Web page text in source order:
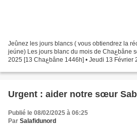
Jeûnez les jours blancs ( vous obtiendrez la
jeúne) Les jours blanc du mois de Chaعbâne sont : • Mercredi 12 Février
2025 [13 Chaعbâne 1446h] • Jeudi 13 Février 2025 [14 Chaعbâne 1446h] •
Urgent : aider notre sœur
Publié le 08/02/2025 à 06:25
Par Salafidunord